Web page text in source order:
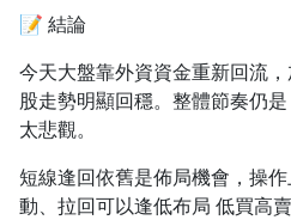
📝 結論
今天大盤靠外資資金重新回流
股走勢明顯回穩。整體節奏仍
太悲觀。
短線逢回依舊是佈局機會，操
動、拉回可以逢低布局 低買高